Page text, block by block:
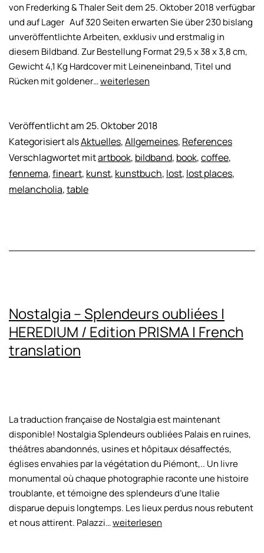
von Frederking & Thaler Seit dem 25. Oktober 2018 verfügbar
und auf Lager Auf 320 Seiten erwarten Sie über 230 bislang
unveröffentlichte Arbeiten, exklusiv und erstmalig in
diesem Bildband. Zur Bestellung Format 29,5 x 38 x 3,8 cm,
Gewicht 4,1 Kg Hardcover mit Leineneinband, Titel und
Rücken mit goldener…Bildband
Lager
/
sofort
verfügbar)
weiterlesen
Veröffentlicht am25. Oktober 2018
Kategorisiert alsAktuelles,Allgemeines, References
Verschlagwortet mitartbook, bildband, book,coffee,
fennema,fineart, kunst, kunstbuch, lost, lost places,
melancholia,table
Nostalgia – Splendeurs oubliées |
HEREDIUM / Edition PRISMA | French
translation
La traduction française de Nostalgia est maintenant
disponible! Nostalgia Splendeurs oubliées Palais en ruines,
théâtres abandonnés, usines et hôpitaux désaffectés,
églises envahies par la végétation du Piémont,.. Un livre
monumental où chaque photographie raconte une histoire
troublante, et témoigne des splendeurs d’une Italie
disparue depuis longtemps. Les lieux perdus nous rebutent
et nous attirent. Palazzi…Nostalgia
weiterlesen